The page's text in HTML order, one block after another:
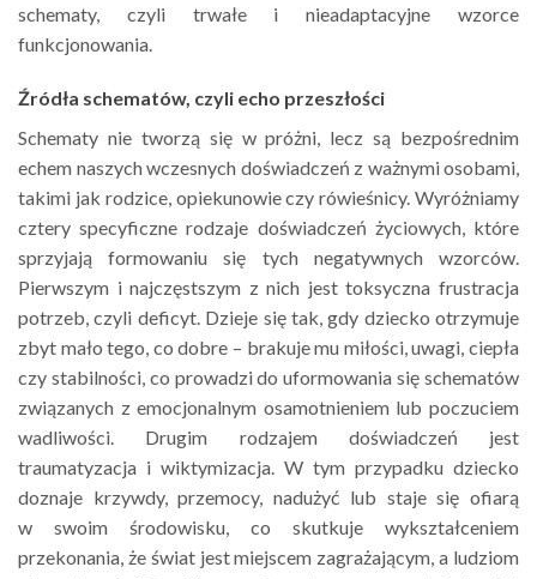
schematy, czyli trwałe i nieadaptacyjne wzorce
funkcjonowania.
Źródła schematów, czyli echo przeszłości
Schematy nie tworzą się w próżni, lecz są bezpośrednim
echem naszych wczesnych doświadczeń z ważnymi osobami,
takimi jak rodzice, opiekunowie czy rówieśnicy. Wyróżniamy
cztery specyficzne rodzaje doświadczeń życiowych, które
sprzyjają formowaniu się tych negatywnych wzorców.
Pierwszym i najczęstszym z nich jest toksyczna frustracja
potrzeb, czyli deficyt. Dzieje się tak, gdy dziecko otrzymuje
zbyt mało tego, co dobre – brakuje mu miłości, uwagi, ciepła
czy stabilności, co prowadzi do uformowania się schematów
związanych z emocjonalnym osamotnieniem lub poczuciem
wadliwości. Drugim rodzajem doświadczeń jest
traumatyzacja i wiktymizacja. W tym przypadku dziecko
doznaje krzywdy, przemocy, nadużyć lub staje się ofiarą
w swoim środowisku, co skutkuje wykształceniem
przekonania, że świat jest miejscem zagrażającym, a ludziom